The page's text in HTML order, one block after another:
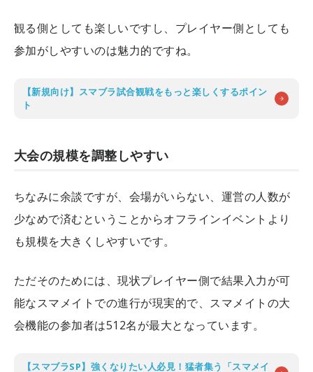
観る側としても楽しいですし、プレイヤー側としても
参加がしやすいのは魅力的ですね。
【新規向け】スマブラ試合観戦をもっと楽しくするポイン
ト
大会の規模を調整しやすい
ちなみに余談ですが、会場がいらない、運営の人数が
少なめで済むということからオフラインイベントより
も規模を大きくしやすいです。
ただそのためには、現状プレイヤー側で結果入力が可
能なスマメイトでの進行が現実的で、スマメイトの大
会機能の参加者は512名が最大となっています。
【スマブラSP】強くなりたい人必見！猛者集う「スマメイ